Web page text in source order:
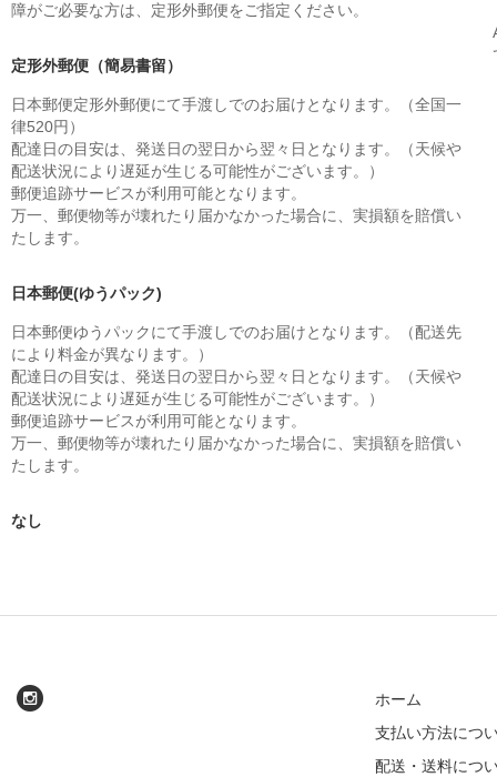
障がご必要な方は、定形外郵便をご指定ください。
定形外郵便（簡易書留）
日本郵便定形外郵便にて手渡しでのお届けとなります。（全国一
律520円）
配達日の目安は、発送日の翌日から翌々日となります。（天候や
配送状況により遅延が生じる可能性がございます。）
郵便追跡サービスが利用可能となります。
万一、郵便物等が壊れたり届かなかった場合に、実損額を賠償い
たします。
日本郵便(ゆうパック)
日本郵便ゆうパックにて手渡しでのお届けとなります。（配送先
により料金が異なります。）
配達日の目安は、発送日の翌日から翌々日となります。（天候や
配送状況により遅延が生じる可能性がございます。）
郵便追跡サービスが利用可能となります。
万一、郵便物等が壊れたり届かなかった場合に、実損額を賠償い
たします。
なし
ホーム
支払い方法につ
配送・送料につ